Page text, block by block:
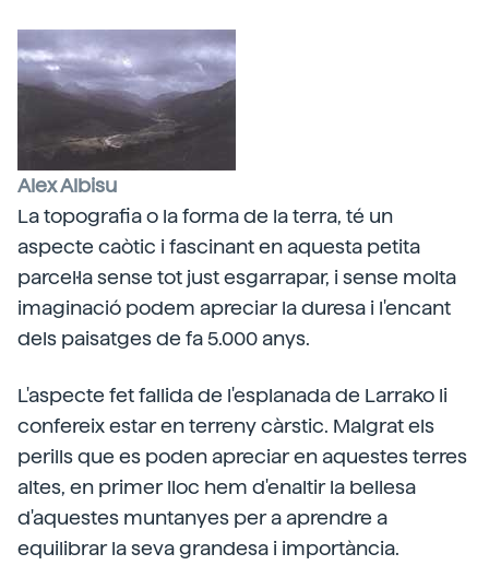
Alex Albisu
La topografia o la forma de la terra, té un
aspecte caòtic i fascinant en aquesta petita
parcel·la sense tot just esgarrapar, i sense molta
imaginació podem apreciar la duresa i l'encant
dels paisatges de fa 5.000 anys.
L'aspecte fet fallida de l'esplanada de Larrako li
confereix estar en terreny càrstic. Malgrat els
perills que es poden apreciar en aquestes terres
altes, en primer lloc hem d'enaltir la bellesa
d'aquestes muntanyes per a aprendre a
equilibrar la seva grandesa i importància.